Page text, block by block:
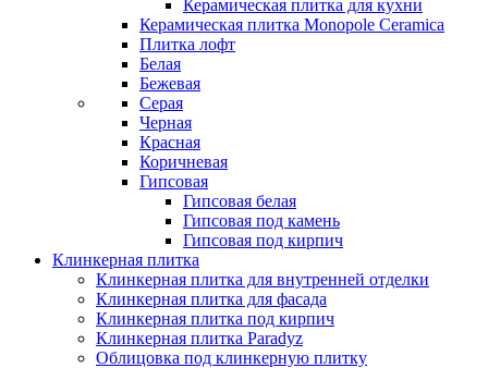
Керамическая плитка для кухни
Керамическая плитка Monopole Ceramica
Плитка лофт
Белая
Бежевая
Серая
Черная
Красная
Коричневая
Гипсовая
Гипсовая белая
Гипсовая под камень
Гипсовая под кирпич
Клинкерная плитка
Клинкерная плитка для внутренней отделки
Клинкерная плитка для фасада
Клинкерная плитка под кирпич
Клинкерная плитка Paradyz
Облицовка под клинкерную плитку